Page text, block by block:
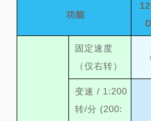
功能
固定速度
（仅右转）
变速 / 1:200
转/分 (200: